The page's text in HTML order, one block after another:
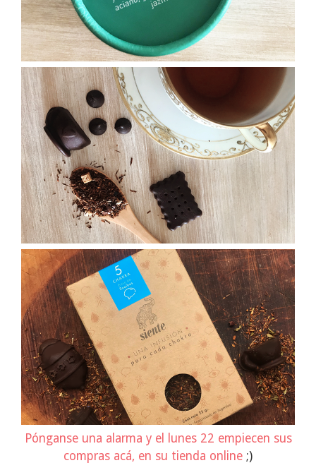
Pónganse una alarma y el lunes 22 empiecen sus
compras acá, en su tienda online ;)